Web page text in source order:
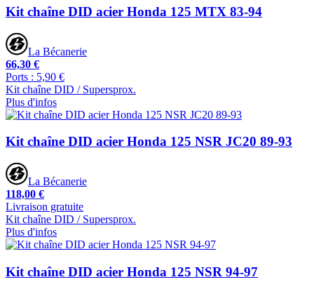
Kit chaîne DID acier Honda 125 MTX 83-94
La Bécanerie
66,30 €
Ports : 5,90 €
Kit chaîne DID / Supersprox.
Plus d'infos
Kit chaîne DID acier Honda 125 NSR JC20 89-93
La Bécanerie
118,00 €
Livraison gratuite
Kit chaîne DID / Supersprox.
Plus d'infos
Kit chaîne DID acier Honda 125 NSR 94-97